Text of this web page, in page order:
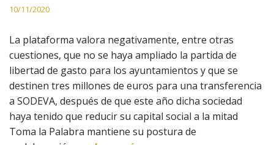
10/11/2020
La plataforma valora negativamente, entre otras
cuestiones, que no se haya ampliado la partida de
libertad de gasto para los ayuntamientos y que se
destinen tres millones de euros para una transferencia
a SODEVA, después de que este año dicha sociedad
haya tenido que reducir su capital social a la mitad
Toma la Palabra mantiene su postura de